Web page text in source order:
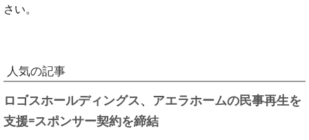
さい。
人気の記事
ロゴスホールディングス、アエラホームの民事再生を
支援=スポンサー契約を締結